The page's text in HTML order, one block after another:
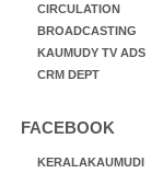
CIRCULATION
BROADCASTING
KAUMUDY TV ADS
CRM DEPT
FACEBOOK
KERALAKAUMUDI